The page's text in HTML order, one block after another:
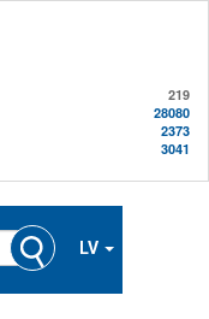
219
28080
2373
3041
LV